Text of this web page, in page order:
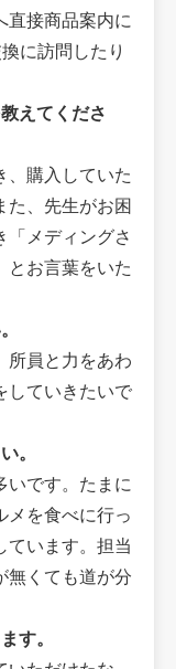
直接商品案内に
に訪問したり
えてくださ
、購入していた
た、先生がお困
「メディングさ
とお言葉をいた
所員と力をあわ
していきたいで
。
いです。たまに
メを食べに行っ
ています。担当
無くても道が分
す。